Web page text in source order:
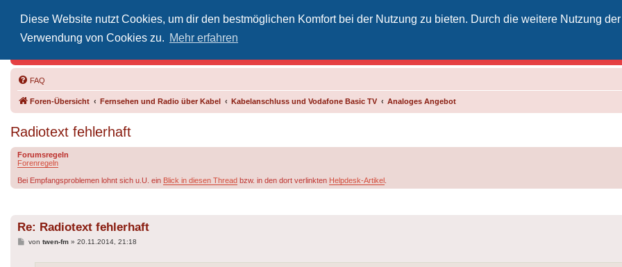
Diese Website nutzt Cookies, um dir den bestmöglichen Komfort bei der Nutzung zu bieten. Durch die weitere Nutzung
Verwendung von Cookies zu. Mehr erfahren
FAQ
Foren-Übersicht Fernsehen und Radio über Kabel Kabelanschluss und Vodafone Basic TV Analoges Angebot
Radiotext fehlerhaft
Forumsregeln
Forenregeln
Bei Empfangsproblemen lohnt sich u.U. ein Blick in diesen Thread bzw. in den dort verlinkten Helpdesk-Artikel
Re: Radiotext fehlerhaft
Beitrag
von twen-fm» 20.11.2014, 21:18